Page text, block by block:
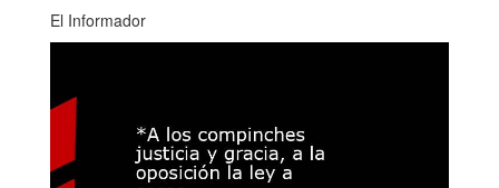
El Informador